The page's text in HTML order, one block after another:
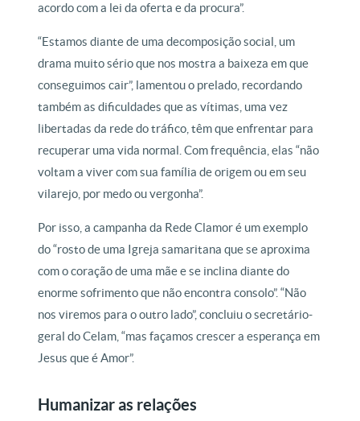
acordo com a lei da oferta e da procura”.
“Estamos diante de uma decomposição social, um
drama muito sério que nos mostra a baixeza em que
conseguimos cair”, lamentou o prelado, recordando
também as dificuldades que as vítimas, uma vez
libertadas da rede do tráfico, têm que enfrentar para
recuperar uma vida normal. Com frequência, elas “não
voltam a viver com sua família de origem ou em seu
vilarejo, por medo ou vergonha”.
Por isso, a campanha da Rede Clamor é um exemplo
do “rosto de uma Igreja samaritana que se aproxima
com o coração de uma mãe e se inclina diante do
enorme sofrimento que não encontra consolo”. “Não
nos viremos para o outro lado”, concluiu o secretário-
geral do Celam, “mas façamos crescer a esperança em
Jesus que é Amor”.
Humanizar as relações